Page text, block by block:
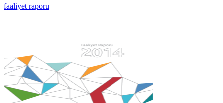
faaliyet raporu